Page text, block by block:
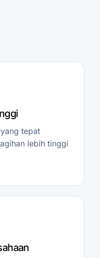
tepat
lebih tinggi